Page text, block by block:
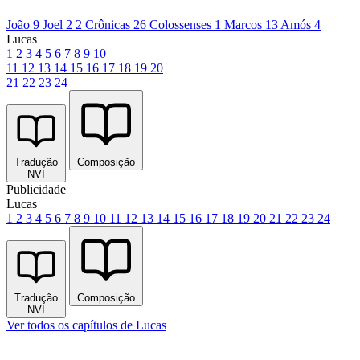
João 9 Joel 2 2 Crônicas 26 Colossenses 1 Marcos 13 Amós 4
Lucas
1 2 3 4 5 6 7 8 9 10
11 12 13 14 15 16 17 18 19 20
21 22 23 24
Tradução
NVI
Composição
Publicidade
Lucas
1 2 3 4 5 6 7 8 9 10 11 12 13 14 15 16 17 18 19 20 21 22 23 24
Tradução
NVI
Composição
Ver todos os capítulos de Lucas